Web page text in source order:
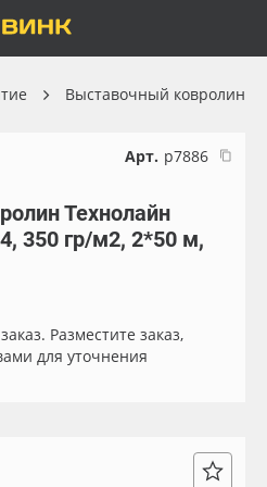
Выставочный ковролин
Арт. р7886
Технолайн
350 гр/м2, 2*50 м,
Разместите заказ,
для уточнения